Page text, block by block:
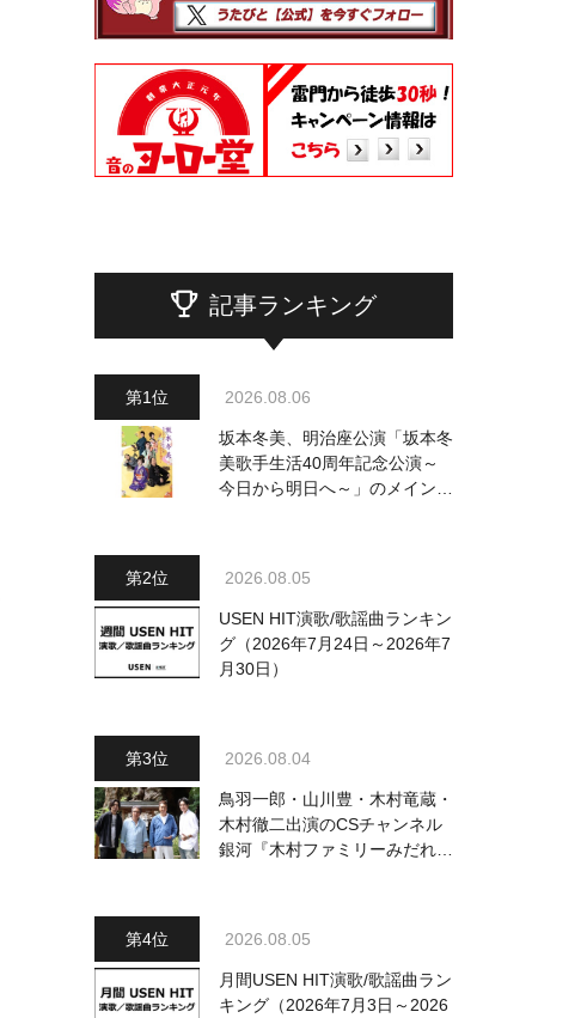
記事ランキング
2026.08.06
坂本冬美、明治座公演「坂本冬
美歌手生活40周年記念公演～
今日から明日へ～」のメインビ
2026.08.05
USEN HIT演歌/歌謡曲ランキン
グ（2026年7月24日～2026年7
月30日）
2026.08.04
鳥羽一郎・山川豊・木村竜蔵・
木村徹二出演のCSチャンネル
銀河『木村ファミリーみだれ旅
2026.08.05
月間USEN HIT演歌/歌謡曲ラン
キング（2026年7月3日～2026